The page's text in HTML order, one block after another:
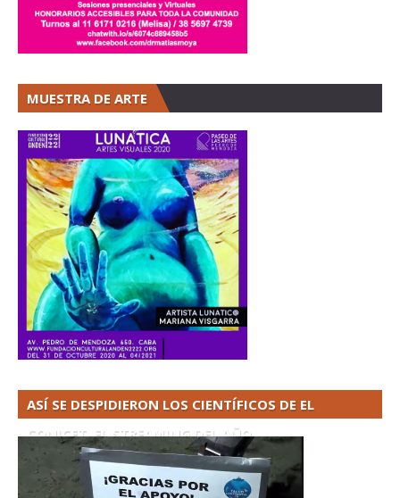
MUESTRA DE ARTE
ASÍ SE DESPIDIERON LOS CIENTÍFICOS DE EL
CONICET. EL STREAMING DEL AÑO